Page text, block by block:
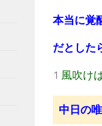
本当に覚
だとした
1 風吹け
中日の